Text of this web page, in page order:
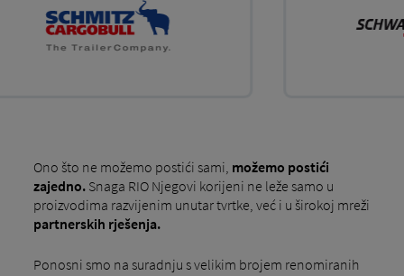
Ono što ne možemo postići sami, možemo postići
zajedno.Snaga RIO Njegovi korijeni ne leže samo u
proizvodima razvijenim unutar tvrtke, već i u širokoj mreži
partnerskih rješenja.
Ponosni smo na suradnju s velikim brojem renomiranih